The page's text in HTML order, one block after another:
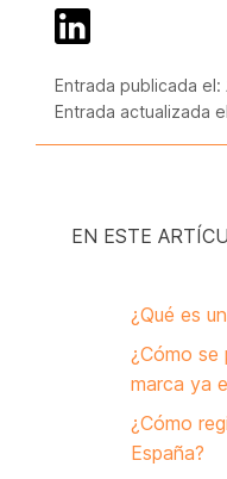
Entrada publicada el:
Entrada actualizada
EN ESTE
¿Qué es
¿Cómo se
marca ya
¿Cómo
España?